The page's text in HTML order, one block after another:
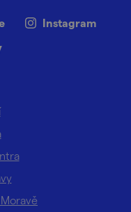
Instagram